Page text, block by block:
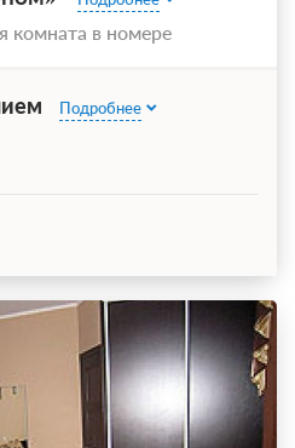
комната в номере
Подробнее